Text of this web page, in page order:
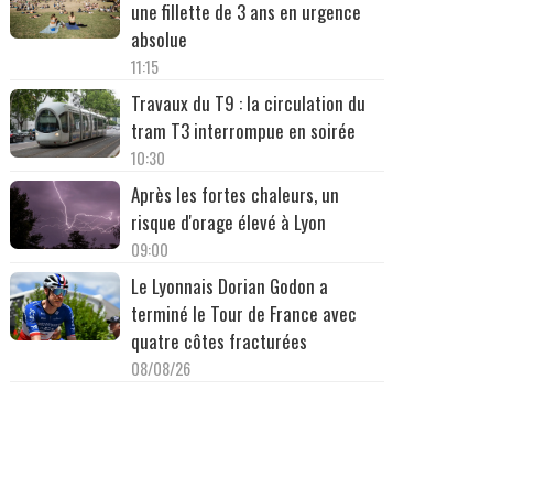
une fillette de 3 ans en urgence
absolue
11:15
Travaux du T9 : la circulation du
tram T3 interrompue en soirée
10:30
Après les fortes chaleurs, un
risque d'orage élevé à Lyon
09:00
Le Lyonnais Dorian Godon a
terminé le Tour de France avec
quatre côtes fracturées
08/08/26